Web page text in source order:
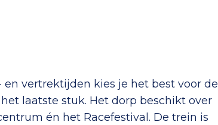
en vertrektijden kies je het best voor de
laatste stuk. Het dorp beschikt over
én het Racefestival. De trein is